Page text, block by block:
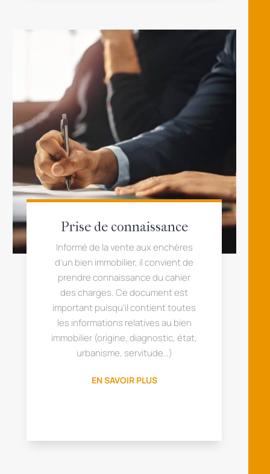
Prise de connaissance
Informé de la vente aux enchères
d’un bien immobilier, il convient de
prendre connaissance du cahier
des charges. Ce document est
important puisqu’il contient toutes
les informations relatives au bien
immobilier (origine, diagnostic, état,
urbanisme, servitude…)
EN SAVOIR PLUS